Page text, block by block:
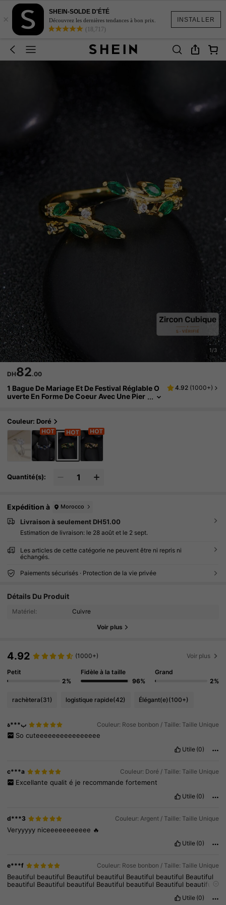
INSTALLER
×
SHEIN-SOLDE D'ÉTÉ
Découvrez les dernières tendances à bon prix.
(18,717)
1/3
DH82.00
1 Bague De Mariage Et De Festival Réglable O
uverte En Forme De Coeur Avec Une Pier
4.92 (1000+)
Couleur: Doré
Quantité(s):
Expédition à Morocco
Livraison à seulement DH51.00
Estimation de livraison: le 28 août et le 2 sept.
Les articles de cette catégorie ne peuvent être ni repris ni
échangés.
Paiements sécurisés · Protection de la vie privée
Détails Du Produit
Matériel: Cuivre
Voir plus
4.92 (1000+) Voir plus
Petit
2%
Fidèle à la taille
96%
Grand
2%
rachètera(31) logistique rapide(42) Élégant(e)(100+)
ب***ة Couleur: Rose bonbon / Taille: Taille Unique
So cuteeeeeeeeeeeeeeee
Utile (0)
c***a Couleur: Doré / Taille: Taille Unique
Excellante qualit é je recommande fortement
Utile (0)
d***3 Couleur: Argent / Taille: Taille Unique
Veryyyyy niceeeeeeeeeee 🔥
Utile (0)
e***f Couleur: Rose bonbon / Taille: Taille Unique
Beautiful beautiful Beautiful beautiful Beautiful beautiful Beautiful
beautiful Beautiful beautiful Beautiful beautiful Beautiful beautiful
Utile (0)
4.92 4.8K Suiveurs